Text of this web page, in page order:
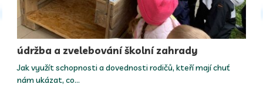
údržba a zvelebování školní zahrady
Jak využít schopnosti a dovednosti rodičů, kteří mají chuť
nám ukázat, co…